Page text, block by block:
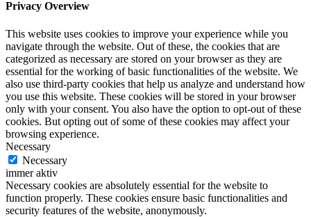
Privacy Overview
This website uses cookies to improve your experience while you
navigate through the website. Out of these, the cookies that are
categorized as necessary are stored on your browser as they are
essential for the working of basic functionalities of the website. We
also use third-party cookies that help us analyze and understand how
you use this website. These cookies will be stored in your browser
only with your consent. You also have the option to opt-out of these
cookies. But opting out of some of these cookies may affect your
browsing experience.
Necessary
Necessary
immer aktiv
Necessary cookies are absolutely essential for the website to
function properly. These cookies ensure basic functionalities and
security features of the website, anonymously.